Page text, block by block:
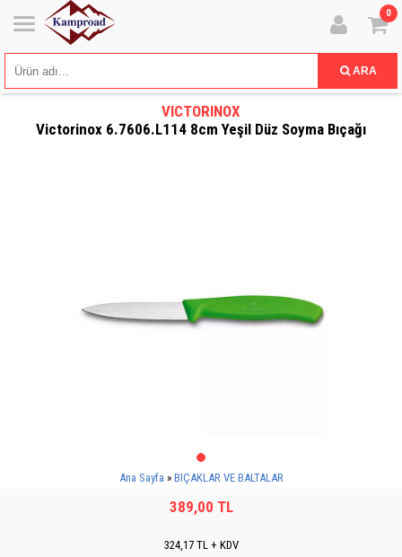
0
ARA
VICTORINOX
Victorinox 6.7606.L114 8cm Yeşil Düz Soyma Bıçağı
Ana Sayfa BIÇAKLAR VE BALTALAR
389,00 TL
324,17 TL + KDV